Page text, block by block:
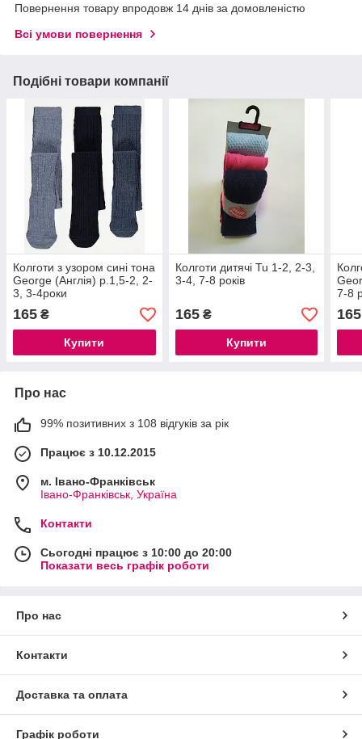
Повернення товару впродовж 14 днів за домовленістю
Всі умови повернення
Подібні товари компанії
Колготи з узором сині тона
George (Англія) р.1,5-2, 2-
3, 3-4роки
165 ₴
Купити
Колготи дитячі Tu 1-2, 2-3,
3-4, 7-8 років
165₴
Купити
7-8
165
Про нас
99% позитивних з 108 відгуків за рік
Працює з 10.12.2015
м. Івано-Франківськ
Івано-Франківськ, Україна
Контакти
Сьогодні працює з 10:00 до 20:00
Показати весь графік роботи
Про нас
Контакти
Доставка та оплата
Графік роботи